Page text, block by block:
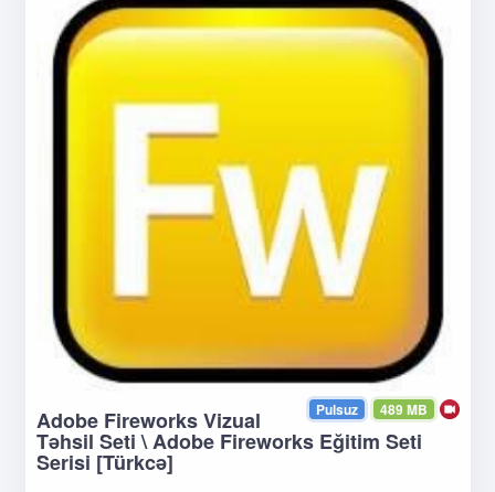
489 MB
Pulsuz
Adobe Fireworks Vizual
Təhsil Seti \ Adobe Fireworks Eğitim Seti
Serisi [Türkcə]